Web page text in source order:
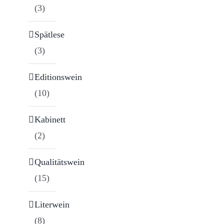
(3)
Spätlese
(3)
Editionswein
(10)
Kabinett
(2)
Qualitätswein
(15)
Literwein
(8)